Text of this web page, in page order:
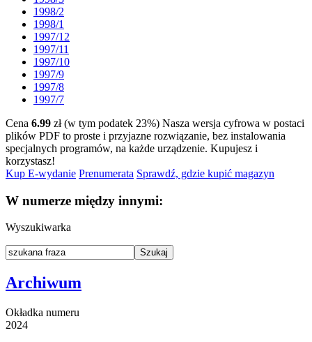
1998/2
1998/1
1997/12
1997/11
1997/10
1997/9
1997/8
1997/7
Cena 6.99 zł (w tym podatek 23%) Nasza wersja cyfrowa w postaci
plików PDF to proste i przyjazne rozwiązanie, bez instalowania
specjalnych programów, na każde urządzenie. Kupujesz i
korzystasz!
Kup E-wydanie Prenumerata Sprawdź, gdzie kupić magazyn
W numerze między innymi:
Wyszukiwarka
Archiwum
Okładka numeru
2024